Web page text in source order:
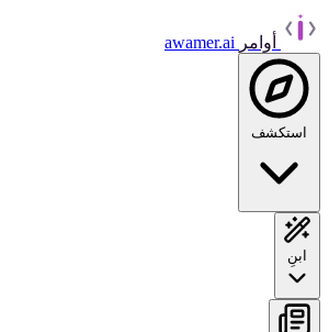
أوامر awamer.ai
استكشف
ابنِ